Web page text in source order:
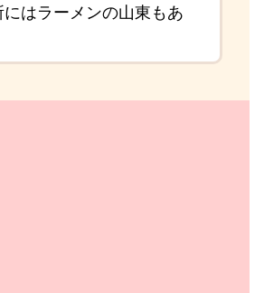
はラーメンの山東もあ